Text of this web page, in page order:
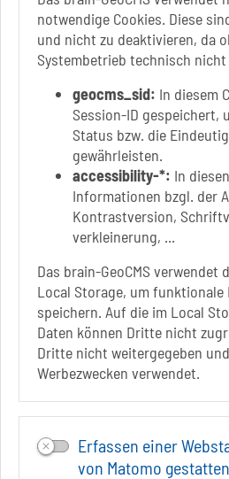
notwendige Cookies. Diese
und nicht zu deaktivieren, da
Systembetrieb technisch
geocms_sid: In diesem
Session-ID gespeichert,
Status bzw. die
gewährleisten.
accessibility-*: In
Informationen bzgl. der
Kontrastversion,
verkleinerung, ...
Das brain-GeoCMS verwendet
Local Storage, um funktionale
speichern. Auf die im Local
Daten können Dritte nicht
Dritte nicht weitergegeben
Werbezwecken verwendet.
Erfassen einer
von Matomo gestatten
13 Uhr - 18 Uhr
Do.: 9 Uhr - 11.30 Uhr
Fr.: nach Vereinbarung
Link zur Google-Maps
SOLEPARK
Eigenbetrieb der Stadt
Badepark 1
39218 Schönebeck (Elbe)
+49 3928 7055-0
info[at]solepark.de
Infos zur Barrierefreiheit